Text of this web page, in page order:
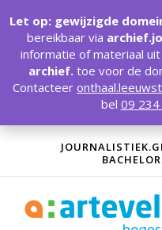
Let op: gewijzigde
bereikbaar via
informatie of materiaal
archief. toe voor de
Contacteer
bel 09